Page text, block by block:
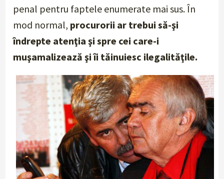
penal pentru faptele enumerate mai sus. În
mod normal, procurorii ar trebui să-şi
îndrepte atenţia şi spre cei care-i
muşamalizează şi îi tăinuiesc ilegalităţile.